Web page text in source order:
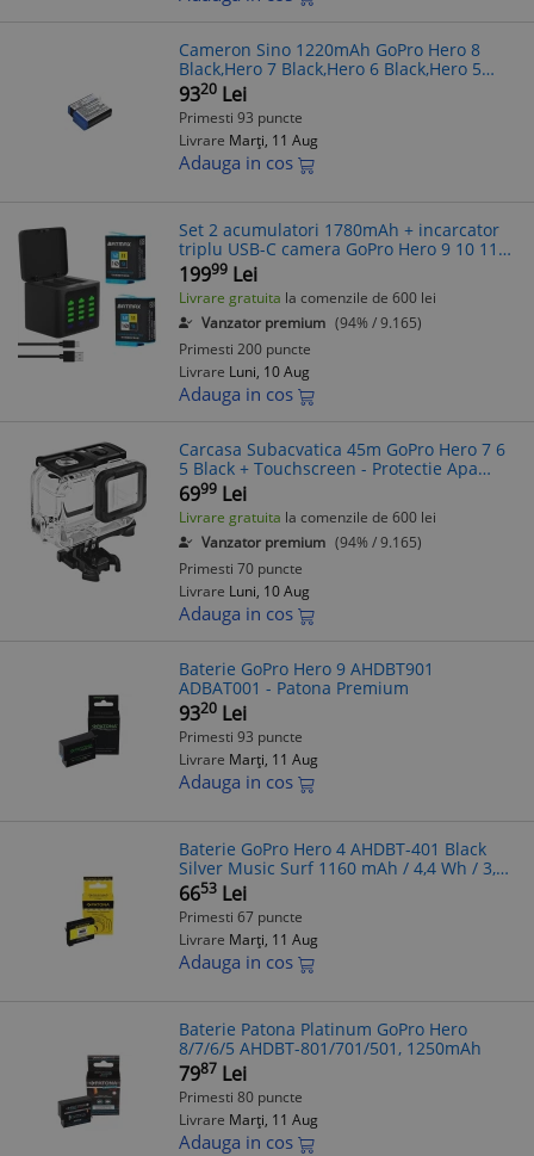
Cameron Sino 1220mAh GoPro Hero 8
Black,Hero 7 Black,Hero 6 Black,Hero 5
Black,HD8.01,Hero 8,Hero 7 White Baterie
9320 Lei
Primesti 93 puncte
Livrare Marți, 11 Aug
Adauga in cos
Set 2 acumulatori 1780mAh + incarcator
triplu USB-C camera GoPro Hero 9 10 11
12
19999 Lei
Livrare gratuita la comenzile de 600 lei
Vanzator premium (94% / 9.165)
Primesti 200 puncte
Livrare Luni, 10 Aug
Adauga in cos
Carcasa Subacvatica 45m GoPro Hero 7 6
5 Black + Touchscreen - Protectie Apa
Camera Actiune
6999 Lei
Livrare gratuita la comenzile de 600 lei
Vanzator premium (94% / 9.165)
Primesti 70 puncte
Livrare Luni, 10 Aug
Adauga in cos
Baterie GoPro Hero 9 AHDBT901
ADBAT001 - Patona Premium
9320 Lei
Primesti 93 puncte
Livrare Marți, 11 Aug
Adauga in cos
Baterie GoPro Hero 4 AHDBT-401 Black
Silver Music Surf 1160 mAh / 4,4 Wh / 3,8V
Li-Ion - Patona
6653 Lei
Primesti 67 puncte
Livrare Marți, 11 Aug
Adauga in cos
Baterie Patona Platinum GoPro Hero
8/7/6/5 AHDBT-801/701/501, 1250mAh
7987 Lei
Primesti 80 puncte
Livrare Marți, 11 Aug
Adauga in cos